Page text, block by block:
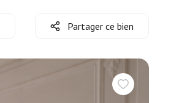
Partager ce bien